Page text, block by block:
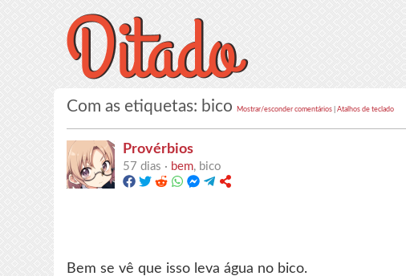
Com as etiquetas: bicoMostrar/esconder comentários |Atalhos de teclado
Provérbios
57 dias · bem, bico
Bem se vê que isso leva água no bico.